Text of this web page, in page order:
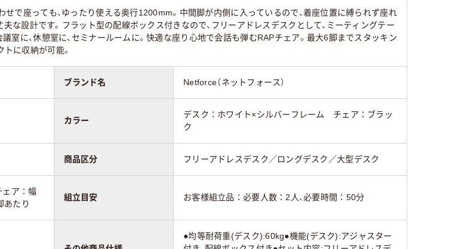
せで座っても、ゆったり使える奥行1200mm。中間脚が内側に入っているので、着座位置に縛られず座れ
な設計です。フラット型の配線ボックス付きなので、フリーアドレスデスクとして、ミーティングテー
議室に、休憩室に、セミナールームに。快適な座り心地で会話も弾むRAPチェア。最大6脚までスタッキン
に収納が可能。
ブランド名 Netforce（ネットフォース）
カラー
デスク：ホワイト×シルバーフレーム チェア：ブラッ
ク
商品区分 フリーアドレスデスク／ロングデスク／大型デスク
ア：幅
あたり
組立目安 お客様組立品：必要人数：2人、必要時間：50分
●均等耐荷重(デスク):60kg●機能(デスク):アジャスター